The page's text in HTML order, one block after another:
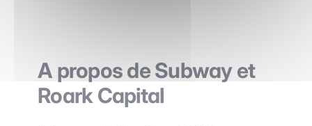
A propos de Subway et
Roark Capital